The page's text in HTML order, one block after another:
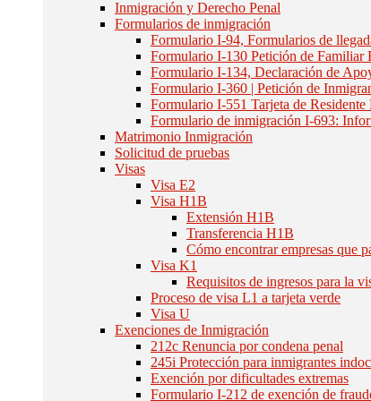
Inmigración y Derecho Penal
Formularios de inmigración
Formulario I-94, Formularios de
Formulario I-130 Petición de Familiar
Formulario I-134, Declaración de
Formulario I-360 | Petición de
Formulario I-551 Tarjeta de Residente
Formulario de inmigración I-693:
Matrimonio Inmigración
Solicitud de pruebas
Visas
Visa E2
Visa H1B
Extensión H1B
Transferencia H1B
Cómo encontrar empresas que
Visa K1
Requisitos de ingresos para la
Proceso de visa L1 a tarjeta verde
Visa U
Exenciones de Inmigración
212c Renuncia por condena penal
245i Protección para inmigrantes
Exención por dificultades extremas
Formulario I-212 de exención de